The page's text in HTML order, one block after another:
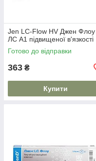
Jen LC-Flow HV Джен Флоу
ЛС А1 підвищеної в'язкості
Готово до відправки
363 ₴
Купити